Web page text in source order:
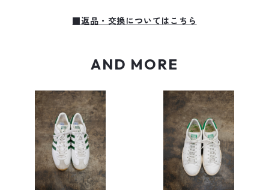
■返品・交換についてはこちら
AND MORE